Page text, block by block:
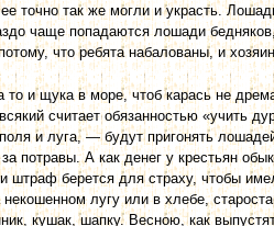
точно так же могли и украсть.
чаще попадаются лошади
что ребята на­балованы, и
то и щука в море, чтоб карась не
считает обязанностью «учить
и луга, — будут пригонять
потравы. А как денег у крестьян
штраф берется для страху, чтобы
лугу или в хлебе, староста
кушак, шапку. Весною, как